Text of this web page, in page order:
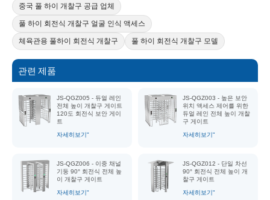
중국 풀 하이 개찰구 공급 업체
풀 하이 회전식 개찰구 얼굴 인식 액세스
체육관용 풀하이 회전식 개찰구 풀 하이 회전식 개찰구 모델
관련 제품
JS-QGZ005 - 듀얼 레인
전체 높이 개찰구 게이트
120도 회전식 보안 게이
트
자세히보기"
JS-QGZ003 - 높은 보안
위치 액세스 제어를 위한
듀얼 레인 전체 높이 개찰
구 게이트
자세히보기"
JS-QGZ006 - 이중 채널
기둥 90° 회전식 전체 높
이 개찰구 게이트
자세히보기"
JS-QGZ012 - 단일 차선
90° 회전식 전체 높이 개
찰구 게이트
자세히보기"